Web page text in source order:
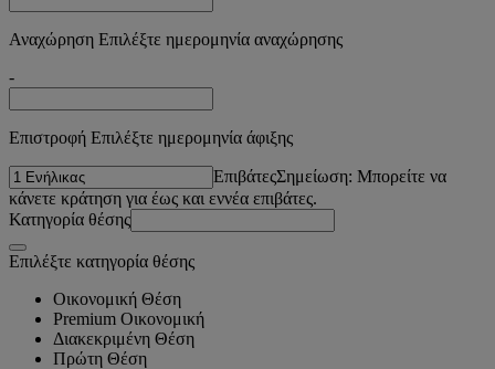
Αναχώρηση Επιλέξτε ημερομηνία αναχώρησης
-
Επιστροφή Επιλέξτε ημερομηνία άφιξης
ΕπιβάτεςΣημείωση: Μπορείτε να
κάνετε κράτηση για έως και εννέα επιβάτες.
Κατηγορία θέσης
Επιλέξτε κατηγορία θέσης
Οικονομική Θέση
Premium Οικονομική
Διακεκριμένη Θέση
Πρώτη Θέση